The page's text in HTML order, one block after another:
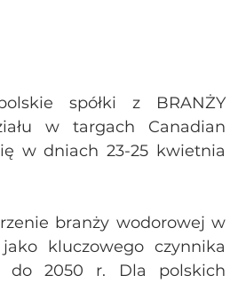
spółki z BRANŻY
w targach Canadian
w dniach 23-25 kwietnia
branży wodorowej w
kluczowego czynnika
do 2050 r. Dla polskich